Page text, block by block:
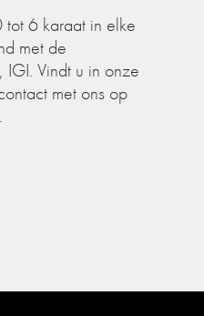
6 karaat in elke
met de
IGI. Vindt u in onze
met ons op